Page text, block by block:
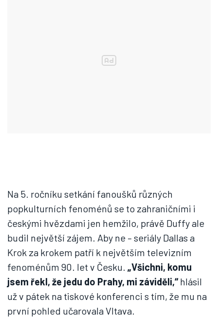
Na 5. ročníku setkání fanoušků různých
popkulturních fenoménů se to zahraničními i
českými hvězdami jen hemžilo, právě Duffy ale
budil největší zájem. Aby ne – seriály Dallas a
Krok za krokem patří k největším televizním
fenoménům 90. let v Česku. „Všichni, komu
jsem řekl, že jedu do Prahy, mi záviděli,“hlásil
už v pátek na tiskové konferenci s tím, že mu na
první pohled učarovala Vltava.